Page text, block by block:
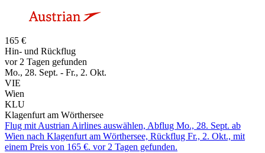
165 €
Hin- und Rückflug
vor 2 Tagen gefunden
Mo., 28. Sept. - Fr., 2. Okt.
VIE
Wien
KLU
Klagenfurt am Wörthersee
Flug mit Austrian Airlines auswählen, Abflug Mo., 28. Sept. ab
Wien nach Klagenfurt am Wörthersee, Rückflug Fr., 2. Okt., mit
einem Preis von 165 €. vor 2 Tagen gefunden.